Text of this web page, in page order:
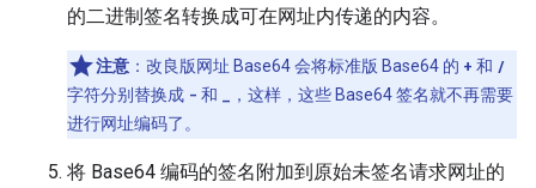
的二进制签名转换成可在网址内传递的内容。
注意 ：改良版网址 Base64 会将标准版 Base64 的 + 和 /
字符分别替换成 - 和
，这样，这些 Base64 签名就不再需要
进行网址编码了。
将 Base64 编码的签名附加到原始未签名请求网址的